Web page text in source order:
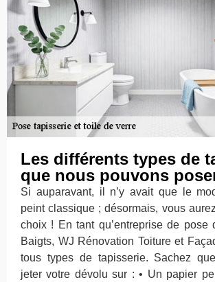
Les différents types de
que nous pouvons
Si auparavant, il n’y avait que le
peint classique ; désormais, vous
choix ! En tant qu’entreprise de pose
Baigts, WJ Rénovation Toiture et
tous types de tapisserie. Sachez
jeter votre dévolu sur : • Un papier